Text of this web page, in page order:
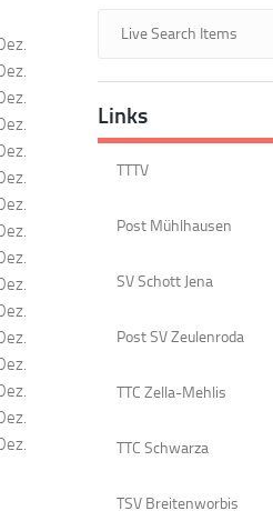
Links
TTTV
Post Mühlhausen
SV Schott Jena
Post SV Zeulenroda
TTC Zella-Mehlis
TTC Schwarza
TSV Breitenworbis